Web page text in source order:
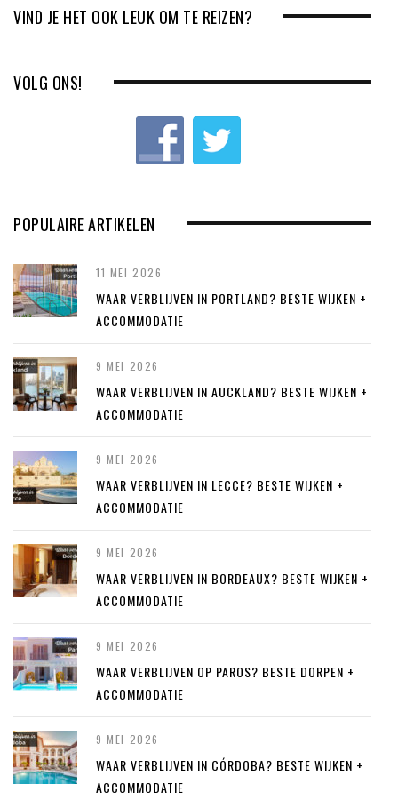
VIND JE HET OOK LEUK OM TE REIZEN?
VOLG ONS!
POPULAIRE ARTIKELEN
11 MEI 2026
WAAR VERBLIJVEN IN PORTLAND? BESTE WIJKEN +
ACCOMMODATIE
9 MEI 2026
WAAR VERBLIJVEN IN AUCKLAND? BESTE WIJKEN +
ACCOMMODATIE
9 MEI 2026
WAAR VERBLIJVEN IN LECCE? BESTE WIJKEN +
ACCOMMODATIE
9 MEI 2026
WAAR VERBLIJVEN IN BORDEAUX? BESTE WIJKEN +
ACCOMMODATIE
9 MEI 2026
WAAR VERBLIJVEN OP PAROS? BESTE DORPEN +
ACCOMMODATIE
9 MEI 2026
WAAR VERBLIJVEN IN CÓRDOBA? BESTE WIJKEN +
ACCOMMODATIE